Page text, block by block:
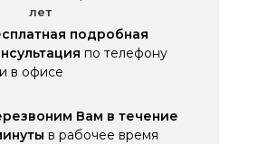
подробная
по телефону
в офисе
Вам в течение
в рабочее время
лет